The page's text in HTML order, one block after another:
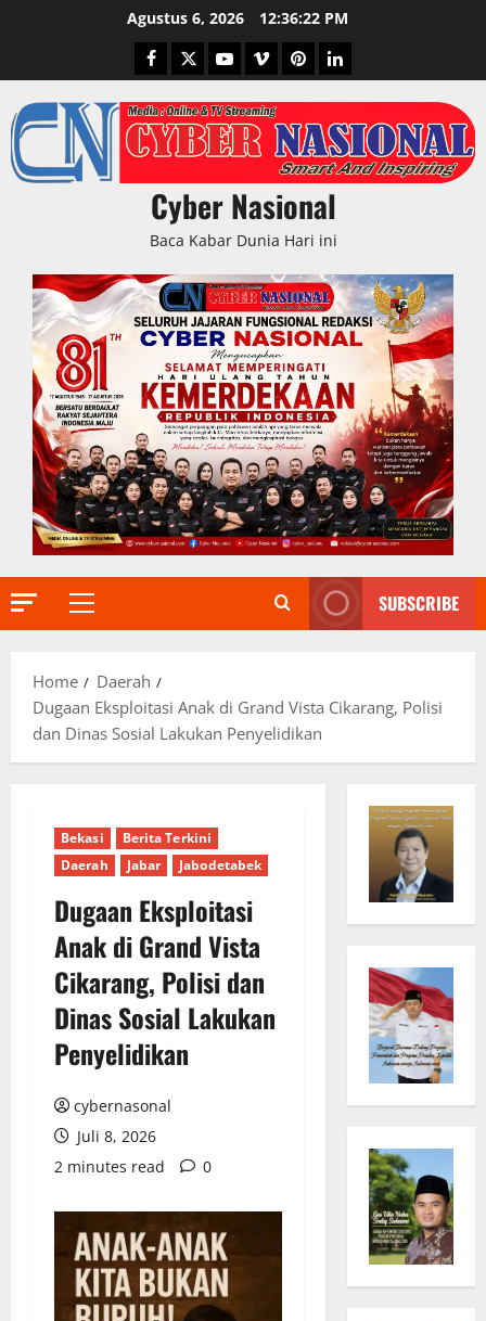
Agustus 6, 2026 12:36:23 PM
Facebook
TwitterYoutubeVimeoPinterestLinkedIn
Cyber Nasional
Baca Kabar Dunia Hari ini
Primary
SUBSCRIBE
Home
Daerah
Dugaan Eksploitasi Anak di Grand Vista Cikarang, Polisi
dan Dinas Sosial Lakukan Penyelidikan
Bekasi
Berita Terkini
Daerah
Jabar Jabodetabek
Dugaan Eksploitasi
Anak di Grand Vista
Cikarang, Polisi dan
Dinas Sosial Lakukan
Penyelidikan
cybernasonal
Juli 8, 2026
2 minutes read
0